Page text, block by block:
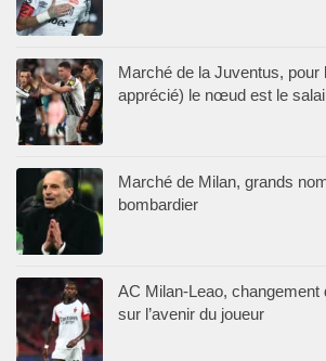
Marché de la Juventus, pour
apprécié) le nœud est le
Marché de Milan, grands
bombardier
AC Milan-Leao, changement
sur l’avenir du joueur